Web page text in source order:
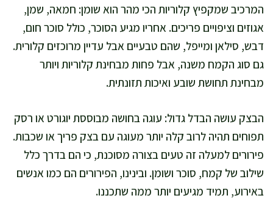
המרכיב שמקפיץ קלוריות הכי מהר הוא שומן: חמאה, שמן,
אגוזים וציפויים פריכים. אחריו מגיע הסוכר, כולל סוכר חום,
דבש, סילאן ומייפל, שהם טבעיים אבל עדיין מרוכזים קלורית.
גם סוג הקמח משנה, אבל פחות מבחינת קלוריות ויותר
מבחינת תחושת שובע ואיכות תזונתית.
הבצק עושה הבדל גדול: עוגה בחושה מבוססת יוגורט או רסק
תפוחים תהיה לרוב קלה יותר מעוגה עם בצק פריך או שכבות.
פירורים למעלה זה טעים בצורה מסוכנת, כי הם בדרך כלל
שילוב של קמח, סוכר ושומן. ובינינו, הפירורים הם כמו אנשים
באירוע, תמיד מגיעים יותר ממה שתכננו.